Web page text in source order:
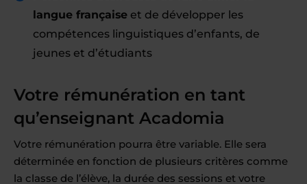
langue française et de développer les
compétences linguistiques d’enfants, de
jeunes et d’étudiants
Votre rémunération en tant
qu’enseignant Acadomia
Votre rémunération pourra être variable. Elle sera
déterminée en fonction de plusieurs critères comme
la classe de l’élève, la durée des sessions et votre